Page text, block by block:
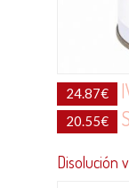
24.87€
20.55€
Disolución